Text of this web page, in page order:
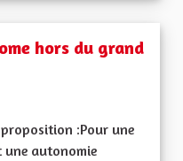
hors du grand
:Pour une
autonomie